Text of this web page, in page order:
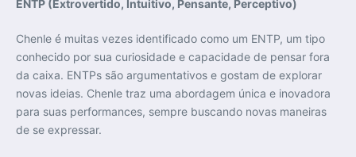
ENTP (Extrovertido, Intuitivo, Pensante, Perceptivo)
Chenle é muitas vezes identificado como um ENTP, um tipo
conhecido por sua curiosidade e capacidade de pensar fora
da caixa. ENTPs são argumentativos e gostam de explorar
novas ideias. Chenle traz uma abordagem única e inovadora
para suas performances, sempre buscando novas maneiras
de se expressar.